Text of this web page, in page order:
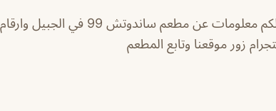
مطعم ساندوتش 99 في الجبيل جمعنا لكم معلومات عن مطعم ساندوتش 99 في الجبيل وارقام
زور موقعنا وتابع المطعم